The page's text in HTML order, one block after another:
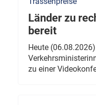
Länder zu
bereit
Heute
zu einer